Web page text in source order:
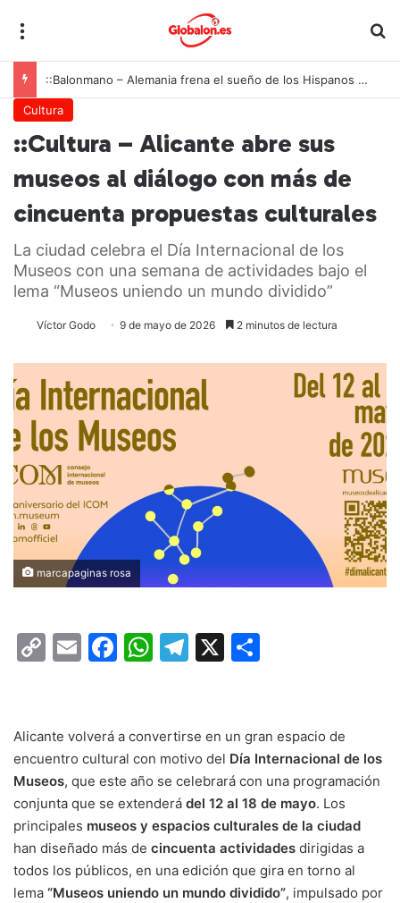
::Balonmano – Alemania frena el sueño de los Hispanos Juveniles, que lucharán ahora por el bronce europeo
Cultura
::Cultura – Alicante abre sus
museos al diálogo con más de
cincuenta propuestas culturales
La ciudad celebra el Día Internacional de los
Museos con una semana de actividades bajo el
lema “Museos uniendo un mundo dividido”
Víctor Godo 9 de mayo de 2026 2 minutos de lectura
marcapaginas rosa
C
y
Li
n
k
E
l
F
e
b
o
o
k
W
s
A
p
p
T
gr
a
m
X
p
ar
tir
Alicante volverá a convertirse en un gran espacio de
encuentro cultural con motivo del Día Internacional de los
Museos, que este año se celebrará con una programación
conjunta que se extenderá del 12 al 18 de mayo. Los
principales museos y espacios culturales de la ciudad
han diseñado más de cincuenta actividades dirigidas a
todos los públicos, en una edición que gira en torno al
lema “Museos uniendo un mundo dividido”, impulsado por